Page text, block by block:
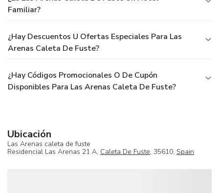
Familiar?
¿Hay Descuentos U Ofertas Especiales Para Las
Arenas Caleta De Fuste?
¿Hay Códigos Promocionales O De Cupón
Disponibles Para Las Arenas Caleta De Fuste?
Ubicación
Las Arenas caleta de fuste
Residencial Las Arenas 21 A, Caleta De Fuste, 35610, Spain